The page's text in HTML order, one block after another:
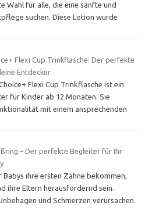
Wahl für alle, die eine sanfte und
suchen. Diese Lotion wurde
Flexi Cup Trinkflasche: Der perfekte
Entdecker
Flexi Cup Trinkflasche ist ein
für Kinder ab 12 Monaten. Sie
mit einem ansprechenden
– Der perfekte Begleiter für Ihr
Babys ihre ersten Zähne bekommen,
ihre Eltern herausfordernd sein.
und Schmerzen verursachen.